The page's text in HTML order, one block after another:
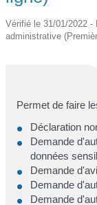
Vérifié le 31/01/2022 -
administrative
Permet de faire
Déclaration
Demande
données
Demande
Demande
Demande